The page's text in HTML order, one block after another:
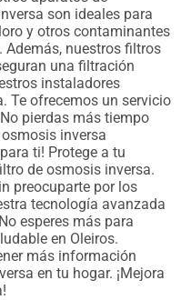
son ideales para
y otros contaminantes
Además, nuestros filtros
una filtración
instaladores
Te ofrecemos un servicio
pierdas más tiempo
inversa
ti! Protege a tu
de osmosis inversa.
preocuparte por los
tecnología avanzada
esperes más para
en Oleiros.
más información
en tu hogar. ¡Mejora